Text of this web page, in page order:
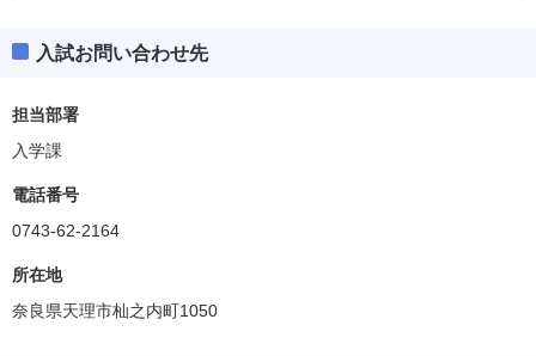
入試お問い合わせ先
担当部署
入学課
電話番号
0743-62-2164
所在地
奈良県天理市杣之内町1050